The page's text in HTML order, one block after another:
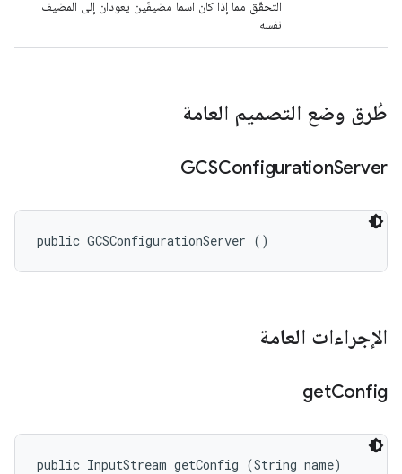
التحقّق مما إذا كان اسما مضيفَين يعودان إلى المضيف
نفسه
طُرق وضع التصميم العامة
GCSConfigurationServer
public GCSConfigurationServer ()
الإجراءات العامة
getConfig
public InputStream getConfig (String name)